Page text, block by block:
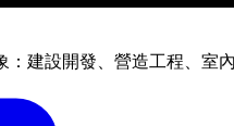
：建設開發、營造工程、室